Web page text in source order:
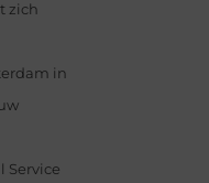
zich
in
Service